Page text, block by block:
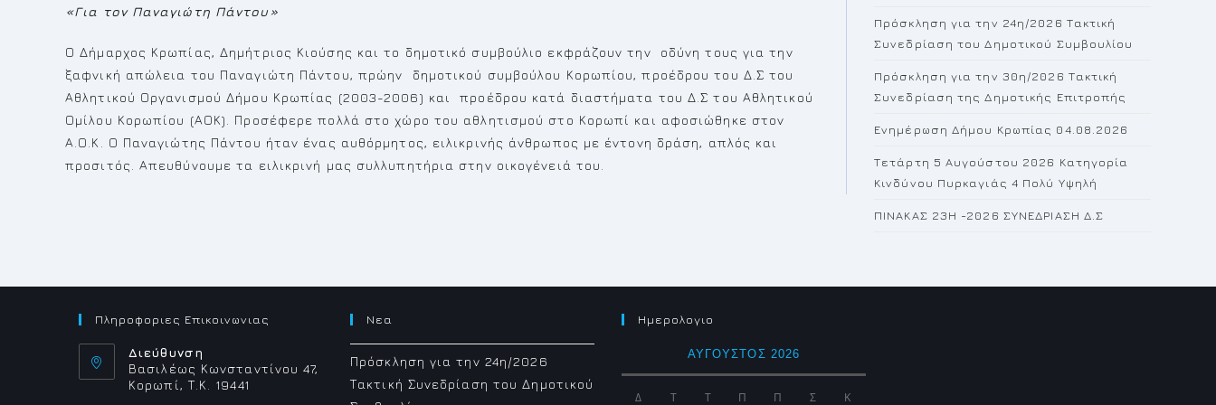
«Για τον Παναγιώτη Πάντου»
Ο Δήμαρχος Κρωπίας, Δημήτριος Κιούσης και το δημοτικό συμβούλιο εκφράζουν την οδύνη τους για την
ξαφνική απώλεια του Παναγιώτη Πάντου, πρώην δημοτικού συμβούλου Κορωπίου, προέδρου του Δ.Σ του
Αθλητικού Οργανισμού Δήμου Κρωπίας (2003-2006) και προέδρου κατά διαστήματα του Δ.Σ του Αθλητικού
Ομίλου Κορωπίου (ΑΟΚ). Προσέφερε πολλά στο χώρο του αθλητισμού στο Κορωπί και αφοσιώθηκε στον
Α.Ο.Κ. Ο Παναγιώτης Πάντου ήταν ένας αυθόρμητος, ειλικρινής άνθρωπος με έντονη δράση, απλός και
προσιτός. Απευθύνουμε τα ειλικρινή μας συλλυπητήρια στην οικογένειά του.
Πρόσκληση για την 24η/2026 Τακτική
Συνεδρίαση του Δημοτικού Συμβουλίου
Πρόσκληση για την 30η/2026 Τακτική
Συνεδρίαση της Δημοτικής Επιτροπής
Ενημέρωση Δήμου Κρωπίας 04.08.2026
Τετάρτη 5 Αυγούστου 2026 Κατηγορία
Κινδύνου Πυρκαγιάς 4 Πολύ Υψηλή
ΠΙΝΑΚΑΣ 23H -2026 ΣΥΝΕΔΡΙΑΣΗ Δ.Σ
Πληροφοριες Επικοινωνιας
Διεύθυνση
Βασιλέως Κωνσταντίνου 47,
Κορωπί, Τ.Κ. 19441
Νεα
Πρόσκληση για την 24η/2026
Τακτική Συνεδρίαση του Δημοτικού
Ημερολογιο
ΑΎΓΟΥΣΤΟΣ 2026
Δ Τ Τ Π Π Σ Κ